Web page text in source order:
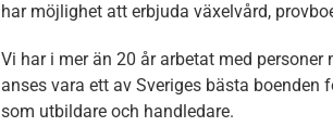
har möjlighet att erbjuda växelvård,
Vi har i mer än 20 år arbetat med
anses vara ett av Sveriges bästa
som utbildare och handledare.